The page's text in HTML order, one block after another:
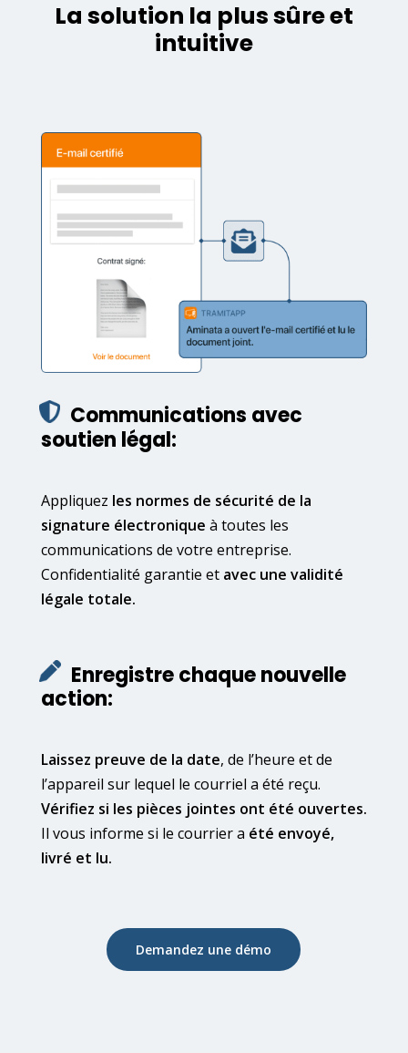
La solution la plus sûre et
intuitive
Communications avec
soutien légal:
Appliquez les normes de sécurité de la
signature électronique à toutes les
communications de votre entreprise.
Confidentialité garantie et avec une validité
légale totale.
Enregistre chaque nouvelle
action:
Laissez preuve de la date, de l’heure et de
l’appareil sur lequel le courriel a été reçu.
Vérifiez si les pièces jointes ont été ouvertes.
Il vous informe si le courrier a été envoyé,
livré et lu.
Demandez une démo